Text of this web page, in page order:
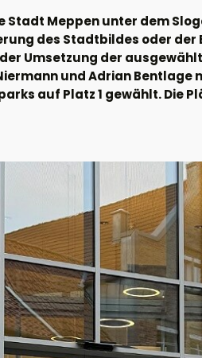
Stadt Meppen unter dem
des Stadtbildes oder
Umsetzung der
und Adrian Bentlage
auf Platz 1 gewählt. Die